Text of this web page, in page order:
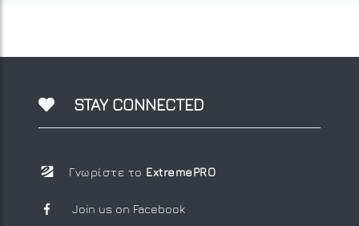
STAY CONNECTED
Γνωρίστε το ExtremePRO
Join us on Facebook